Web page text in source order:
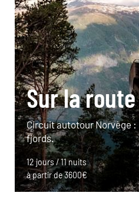
Sur la
Circuit autotour Norvège
fjords.
12 jours / 11 nuits
à partir de 3600€